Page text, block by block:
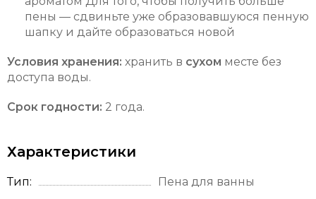
пены — сдвиньте уже образовавшуюся пенную
шапку и дайте образоваться новой
Условия хранения: хранить в сухом месте без
доступа воды.
Срок годности: 2 года.
Характеристики
Тип Пена для ванны